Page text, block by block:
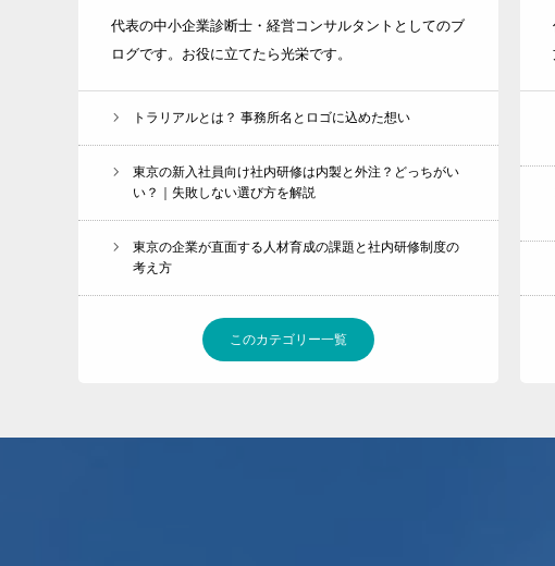
代表の中小企業診断士・経営コンサルタントとしてのブ
ログです。お役に立てたら光栄です。
トラリアルとは？ 事務所名とロゴに込めた想い
東京の新入社員向け社内研修は内製と外注？どっちがい
い？｜失敗しない選び方を解説
東京の企業が直面する人材育成の課題と社内研修制度の
考え方
このカテゴリー一覧